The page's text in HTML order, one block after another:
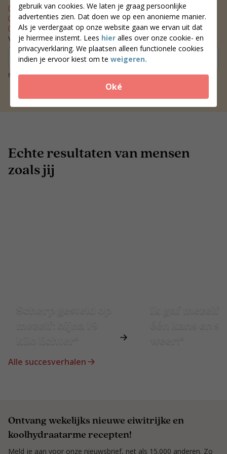
gebruik van cookies. We laten je graag persoonlijke
advertenties zien. Dat doen we op een anonieme manier.
Als je verdergaat op onze website gaan we ervan uit dat
je hiermee instemt. Lees hier alles over onze cookie- en
privacyverklaring. We plaatsen alleen functionele cookies
indien je ervoor kiest om te weigeren.
Oké
Persoonlijk voedingsplan
Wekelijks contact met je coach
Blijvend resultaat
Vind een coach bij jou in de buurt
Meer dan 250 locaties door heel Nederland
Echte resultaten van mensen
zoals jij
Alle succesverhalen
Ontvang wekelijks nieuwe eiwitrijke en
koolhydraatarme recepten!
Meld je aan voor onze nieuwsbrief, net als 15.000 anderen. Zo